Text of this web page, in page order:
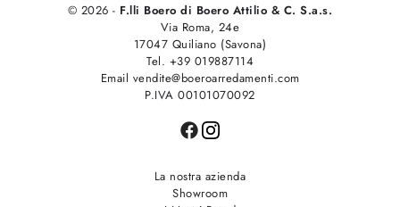
© 2026 - F.lli Boero di Boero Attilio & C. S.a.s.
Via Roma, 24e
17047 Quiliano (Savona)
Tel. +39 019887114
Email vendite@boeroarredamenti.com
P.IVA 00101070092
La nostra azienda
Showroom